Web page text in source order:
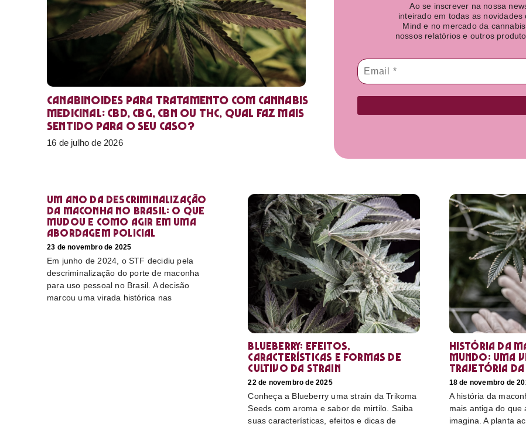
Canabinoides para tratamento com cannabis
medicinal: CBD, CBG, CBN ou THC, qual faz mais
sentido para o seu caso?
16 de julho de 2026
Ao se inscrever na nossa
inteirado em todas as novidades
Mind e no mercado da
nossos relatórios e outros
Um ano da descriminalização
da maconha no Brasil: o que
mudou e como agir em uma
abordagem policial
23 de novembro de 2025
Em junho de 2024, o STF decidiu pela
descriminalização do porte de maconha
para uso pessoal no Brasil. A decisão
marcou uma virada histórica nas
Blueberry: efeitos,
características e formas de
cultivo da strain
22 de novembro de 2025
Conheça a Blueberry uma strain da Trikoma
Seeds com aroma e sabor de mirtilo. Saiba
suas características, efeitos e dicas de
História da
mundo: uma
trajetória da
18 de novembro de
A história da
mais antiga do que
imagina. A planta